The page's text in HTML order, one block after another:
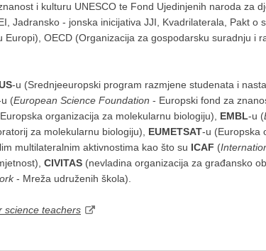
i kulturu UNESCO te Fond Ujedinjenih naroda za
Jadransko - jonska inicijativa JJI, Kvadrilaterala, Pakt o
OECD (Organizacija za gospodarsku suradnju i
-u (Srednjeeuropski program razmjene studenata i
(European Science Foundation - Europski fond za
organizacija za molekularnu biologiju), EMBL-u (
za molekularnu biologiju), EUMETSAT-u (Europska
multilateralnim aktivnostima kao što su ICAF (
CIVITAS (nevladina organizacija za građansko
- Mreža udruženih škola).
science teachers